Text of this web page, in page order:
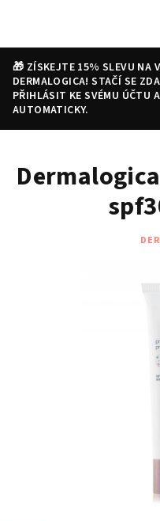
🎁 ZÍSKEJTE 15% SLEVU NA
DERMALOGICA! STAČÍ SE
PŘIHLÁSIT KE SVÉMU ÚČTU
AUTOMATICKY.